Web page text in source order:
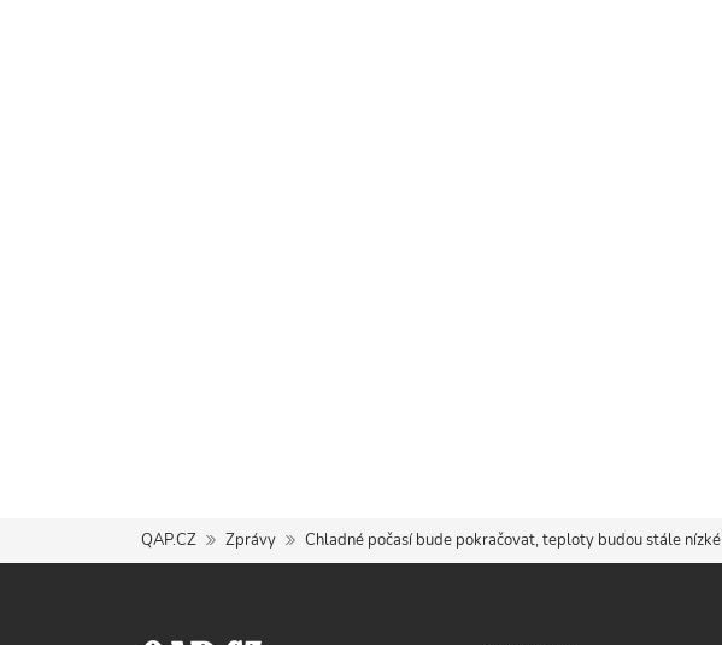
QAP.CZ Zprávy Chladné počasí bude pokračovat, teploty budou stále nízké